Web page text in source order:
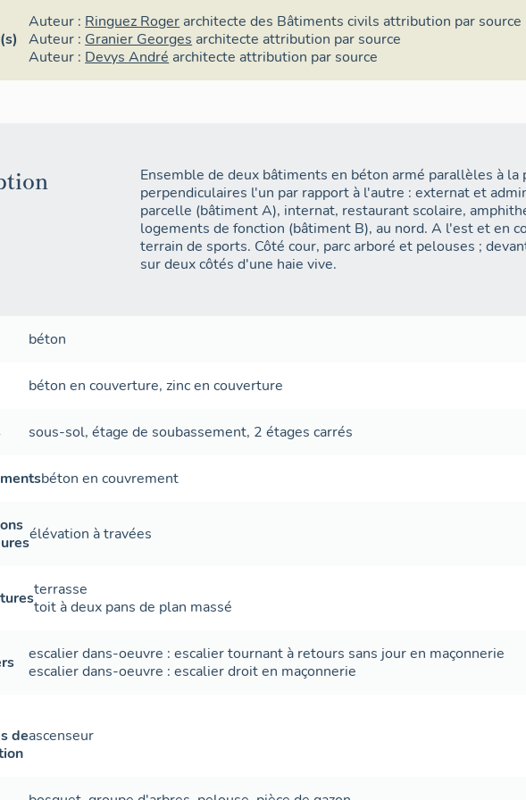
(étudiées).
Le bâtiment A est constitué de deux corps de bâtiments
deux étages carrés (trois pour le bâtiment de
soubassement et quatre étages carrés ; l'amphithéâtre,
partie centrale.
Les escaliers sont identiques dans l'ensemble des
jour, à deux volées, en béton et garde-corps en ciment ; les
d'une frise monochrome marron dans les couloirs des
réparties dans l'étage de soubassement et les étages de
extrémités et sont éclairées côté couloir par trois baies
Le gymnase, en béton armé, est couvert d'un toit en béton
Auteur : Ringuez Roger architecte des Bâtiments civils attribution par source
Auteur : Granier Georges architecte attribution par source
Auteur : Devys André architecte attribution par source
Ensemble de deux bâtiments en béton armé parallèles à
perpendiculaires l'un par rapport à l'autre : externat et
parcelle (bâtiment A), internat, restaurant scolaire,
logements de fonction (bâtiment B), au nord. A l'est et en
terrain de sports. Côté cour, parc arboré et pelouses ;
sur deux côtés d'une haie vive.
béton
béton en couverture,zinc en couverture
sous-sol,étage de soubassement, 2 étages carrés
béton en couvrement
élévation à travées
terrasse
toit à deux pans de plan massé
escalier dans-oeuvre :escalier tournant à retours sans jouren maçonnerie
escalier dans-oeuvre :escalier droiten maçonnerie
deascenseur